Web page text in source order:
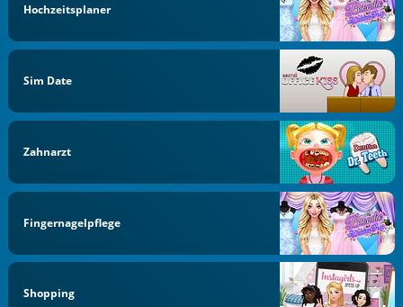
Hochzeitsplaner
Sim Date
Zahnarzt
Fingernagelpflege
Shopping